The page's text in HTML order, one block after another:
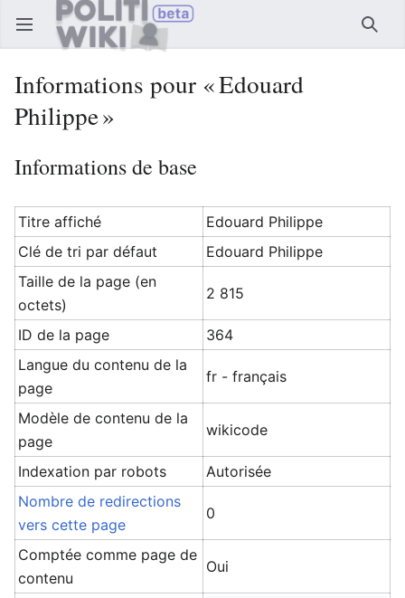
Ouvrir le menu principal
Informations pour « Edouard
Philippe »
Informations de base
Titre affiché
Edouard Philippe
Clé de tri par défaut
Edouard Philippe
Taille de la page (en
octets)
2 815
ID de la page
364
Langue du contenu de la
page
fr - français
Modèle de contenu de la
page
wikicode
Indexation par robots
Autorisée
Nombre de redirections
vers cette page
0
Comptée comme page de
contenu
Oui